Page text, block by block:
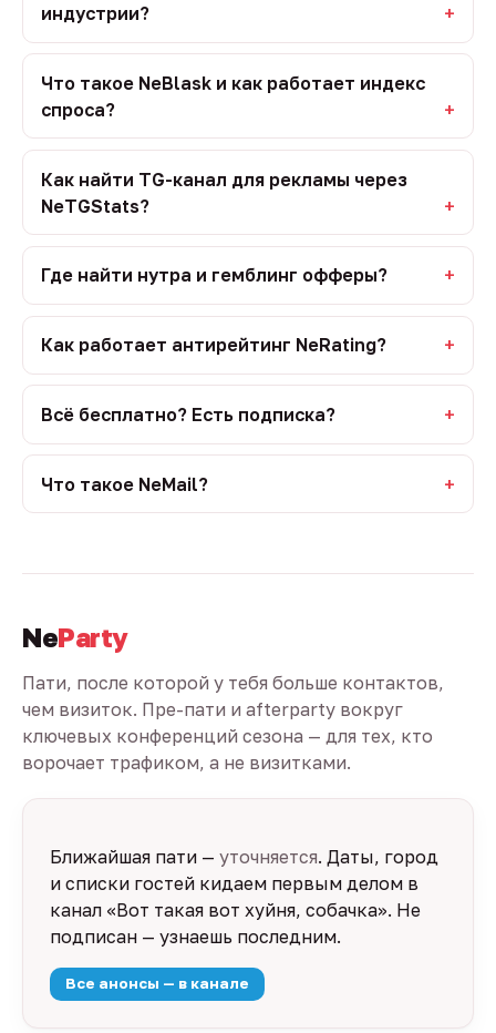
индустрии?
Что такое NeBlask и как работает индекс
спроса?
Как найти TG-канал для рекламы через
NeTGStats?
Где найти нутра и гемблинг офферы?
Как работает антирейтинг NeRating?
Всё бесплатно? Есть подписка?
Что такое NeMail?
NeParty
Пати, после которой у тебя больше контактов,
чем визиток. Пре-пати и afterparty вокруг
ключевых конференций сезона — для тех, кто
ворочает трафиком, а не визитками.
Ближайшая пати — уточняется. Даты, город
и списки гостей кидаем первым делом в
канал «Вот такая вот хуйня, собачка». Не
подписан — узнаешь последним.
Все анонсы — в канале